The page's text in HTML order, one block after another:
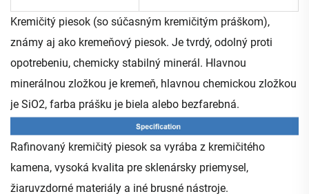
Kremičitý piesok (so súčasným kremičitým práškom),
známy aj ako kremeňový piesok. Je tvrdý, odolný proti
opotrebeniu, chemicky stabilný minerál. Hlavnou
minerálnou zložkou je kremeň, hlavnou chemickou zložkou
je SiO2, farba prášku je biela alebo bezfarebná.
Rafinovaný kremičitý piesok sa vyrába z kremičitého
kamena, vysoká kvalita pre sklenársky priemysel,
žiaruvzdorné materiály a iné brusné nástroje.